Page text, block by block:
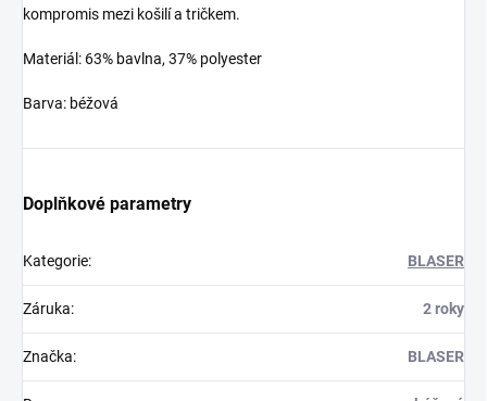
kompromis mezi košilí a tričkem.
Materiál: 63% bavlna, 37% polyester
Barva: béžová
Doplňkové parametry
Kategorie: BLASER
Záruka: 2 roky
Značka: BLASER